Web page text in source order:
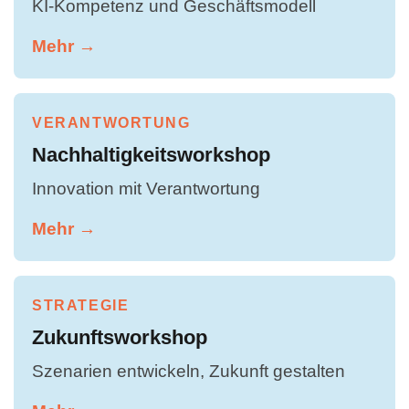
KI-Kompetenz und Geschäftsmodell
Mehr →
VERANTWORTUNG
Nachhaltigkeitsworkshop
Innovation mit Verantwortung
Mehr →
STRATEGIE
Zukunftsworkshop
Szenarien entwickeln, Zukunft gestalten